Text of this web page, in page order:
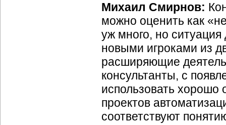
Михаил Смирнов:
можно оценить как
уж много, но
новыми игроками из
расширяющие
консультанты, с
использовать хорошо
проектов
соответствуют